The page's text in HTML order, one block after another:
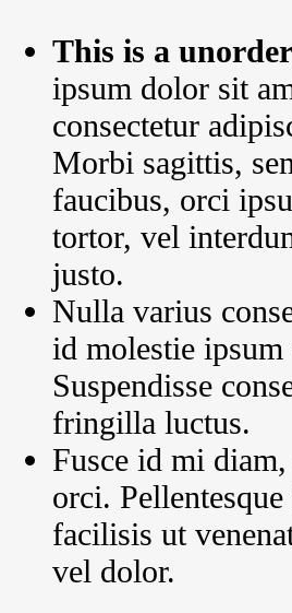
This is a
ipsum dolor sit
consectetur
Morbi sagittis,
faucibus, orci
tortor, vel
justo.
Nulla varius
id molestie
Suspendisse
fringilla luctus.
Fusce id mi
orci.
facilisis ut
vel dolor.